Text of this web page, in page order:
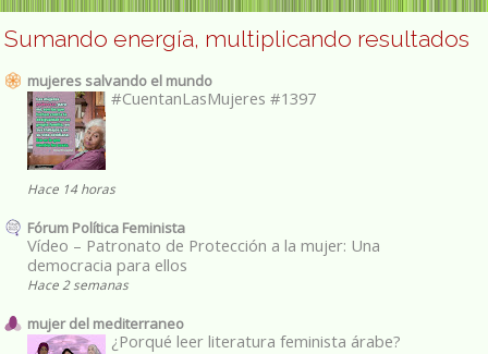
Sumando energía, multiplicando resultados
mujeres salvando el mundo
#CuentanLasMujeres #1397
Hace 14 horas
Fórum Política Feminista
Vídeo – Patronato de Protección a la mujer: Una
democracia para ellos
Hace 2 semanas
mujer del mediterraneo
¿Porqué leer literatura feminista árabe?